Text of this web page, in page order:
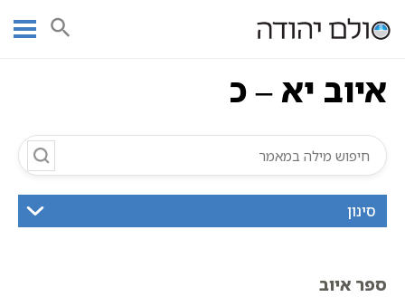
עמוד ראשי אוצר הכתבים
איוב יא – כ
ספר איוב
סינון